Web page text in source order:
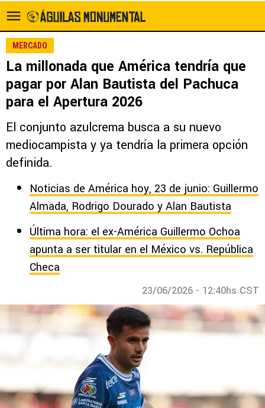
MERCADO
La millonada que América tendría que
pagar por Alan Bautista del Pachuca
para el Apertura 2026
El conjunto azulcrema busca a su nuevo
mediocampista y ya tendría la primera opción
definida.
Noticias de América hoy, 23 de junio: Guillermo
Almada, Rodrigo Dourado y Alan Bautista
Última hora: el ex-América Guillermo Ochoa
apunta a ser titular en el México vs. República
Checa
23/06/2026 - 12:40hs CST